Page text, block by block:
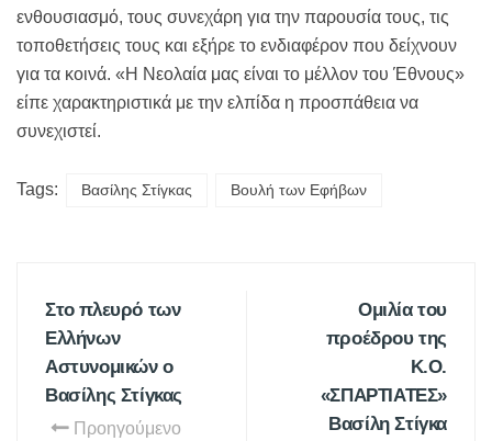
ενθουσιασμό, τους συνεχάρη για την παρουσία τους, τις
τοποθετήσεις τους και εξήρε το ενδιαφέρον που δείχνουν
για τα κοινά. «Η Νεολαία μας είναι το μέλλον του Έθνους»
είπε χαρακτηριστικά με την ελπίδα η προσπάθεια να
συνεχιστεί.
Tags: Βασίλης Στίγκας Βουλή των Εφήβων
Στο πλευρό των
Ελλήνων
Αστυνομικών ο
Βασίλης Στίγκας
Προηγούμενο
Ομιλία του
προέδρου της
Κ.Ο.
«ΣΠΑΡΤΙΑΤΕΣ»
Βασίλη Στίγκα